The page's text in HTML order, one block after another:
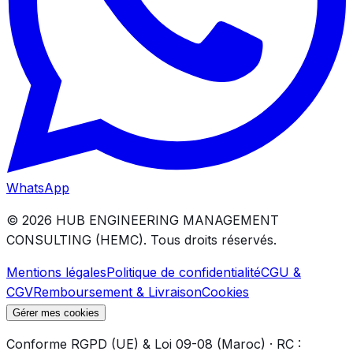
WhatsApp
© 2026 HUB ENGINEERING MANAGEMENT
CONSULTING (HEMC). Tous droits réservés.
Mentions légalesPolitique de confidentialitéCGU &
CGVRemboursement & LivraisonCookies
Gérer mes cookies
Conforme RGPD (UE) & Loi 09-08 (Maroc) · RC :